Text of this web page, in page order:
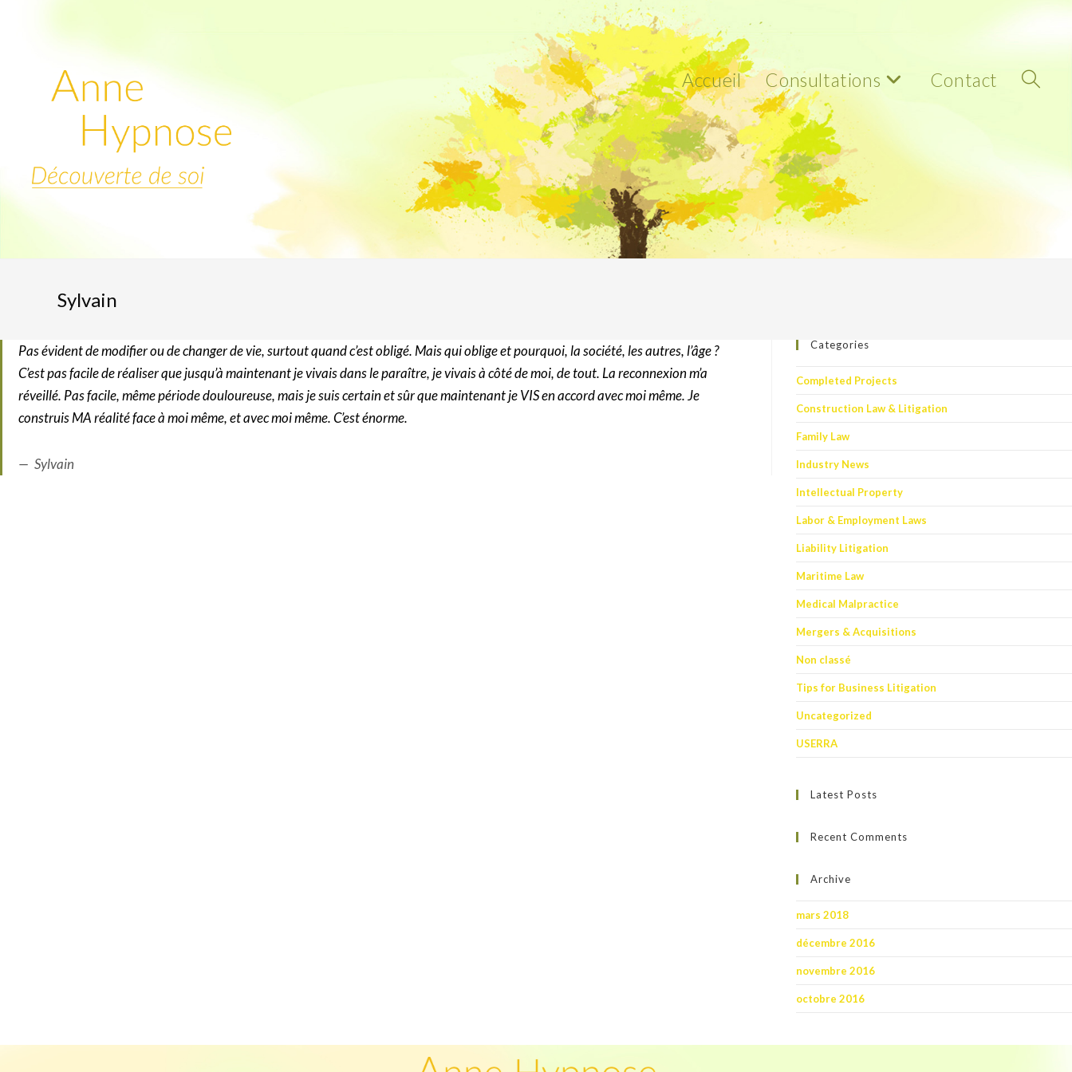
Accueil Consultations Contact Toggle
Sylvain
Pas évident de modifier ou de changer de vie, surtout quand c’est obligé. Mais qui oblige et pourquoi, la société, les autres, l’âge ?
C’est pas facile de réaliser que jusqu’à maintenant je vivais dans le paraître, je vivais à côté de moi, de tout. La reconnexion m’a
réveillé. Pas facile, même période douloureuse, mais je suis certain et sûr que maintenant je VIS en accord avec moi même. Je
construis MA réalité face à moi même, et avec moi même. C’est énorme.
Sylvain
Categories
Completed Projects
Construction Law & Litigation
Family Law
Industry News
Intellectual Property
Labor & Employment Laws
Liability Litigation
Maritime Law
Medical Malpractice
Mergers & Acquisitions
Non classé
Tips for Business Litigation
Uncategorized
USERRA
Latest Posts
Recent Comments
Archive
mars 2018
décembre 2016
novembre 2016
octobre 2016